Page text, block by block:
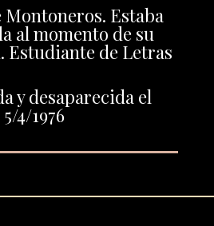
Estaba
al momento de su
Estudiante de Letras
y desaparecida el
5/4/1976